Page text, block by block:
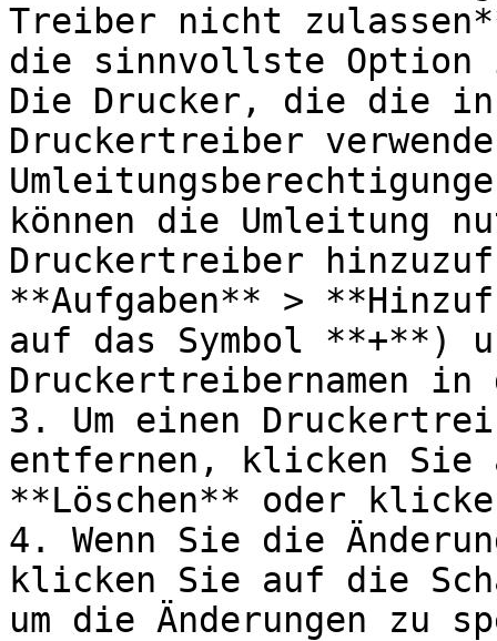
Treiber nicht
die sinnvollste Option
Die Drucker, die die
Druckertreiber
können die Umleitung
Druckertreiber
**Aufgaben** >
auf das Symbol **+**)
Druckertreibernamen
3. Um einen
entfernen, klicken Sie
**Löschen** oder
4. Wenn Sie die
klicken Sie auf die
um die Änderungen zu